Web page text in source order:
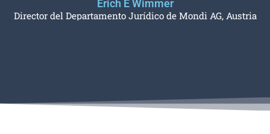
Erich E Wimmer
Director del Departamento Jurídico de Mondi AG, Austria